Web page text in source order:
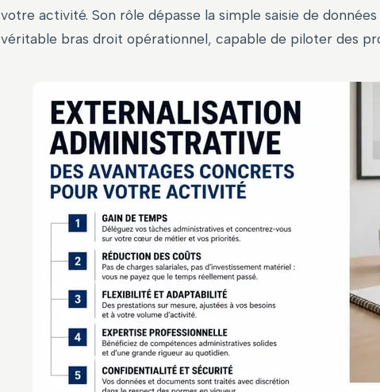
votre activité. Son rôle dépasse la simple saisie de
véritable bras droit opérationnel, capable de piloter des